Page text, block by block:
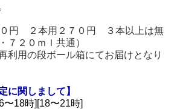
円 ２本用２７０円 ３本以上は無
２０ｍｌ共通）
利用の段ボール箱にてお届けとなり
に関しまして】
〜18時][18〜21時]